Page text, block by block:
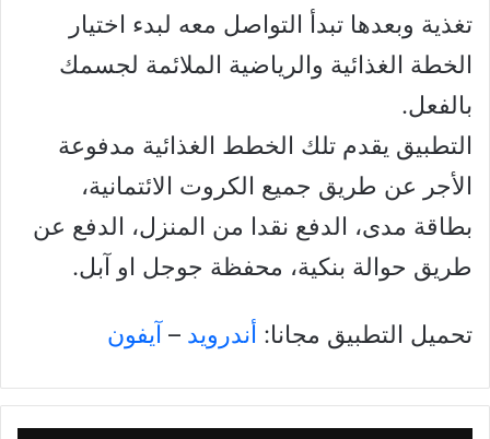
تغذية وبعدها تبدأ التواصل معه لبدء اختيار
الخطة الغذائية والرياضية الملائمة لجسمك
بالفعل.
التطبيق يقدم تلك الخطط الغذائية مدفوعة
الأجر عن طريق جميع الكروت الائتمانية،
بطاقة مدى، الدفع نقدا من المنزل، الدفع عن
طريق حوالة بنكية، محفظة جوجل او آبل.
تحميل التطبيق مجانا: أندرويد – آيفون